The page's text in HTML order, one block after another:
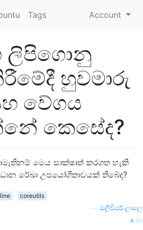
Tags Account
ලිපිගොනු
හුවමාරු
වේගය
කෙසේද?
මෙය සාක්ෂාත් කරගත හැකි
රේඛා උපයෝගීතාවයක් තිබේද?
coreutils
ඔලිවියර්